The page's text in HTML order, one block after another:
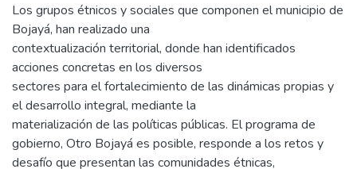
Los grupos étnicos y sociales que componen el municipio de
Bojayá, han realizado una
contextualización territorial, donde han identificados
acciones concretas en los diversos
sectores para el fortalecimiento de las dinámicas propias y
el desarrollo integral, mediante la
materialización de las políticas públicas. El programa de
gobierno, Otro Bojayá es posible, responde a los retos y
desafío que presentan las comunidades étnicas,